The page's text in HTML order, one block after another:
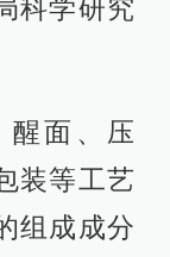
科学研究
面、压
装等工艺
组成成分